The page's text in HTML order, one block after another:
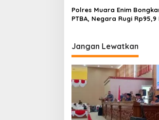
Polres Muara Enim
PTBA, Negara Rugi Rp95,9
Jangan Lewatkan